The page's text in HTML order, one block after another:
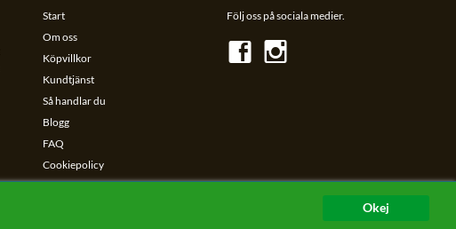
Okej
Start
Om oss
Köpvillkor
Kundtjänst
Så handlar du
Blogg
FAQ
Cookiepolicy
Dataskyddspolicy
Följ oss på sociala medier.